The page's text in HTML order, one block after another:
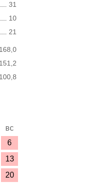
31
10
21
168,0
151,2
100,8
вс
6
13
20